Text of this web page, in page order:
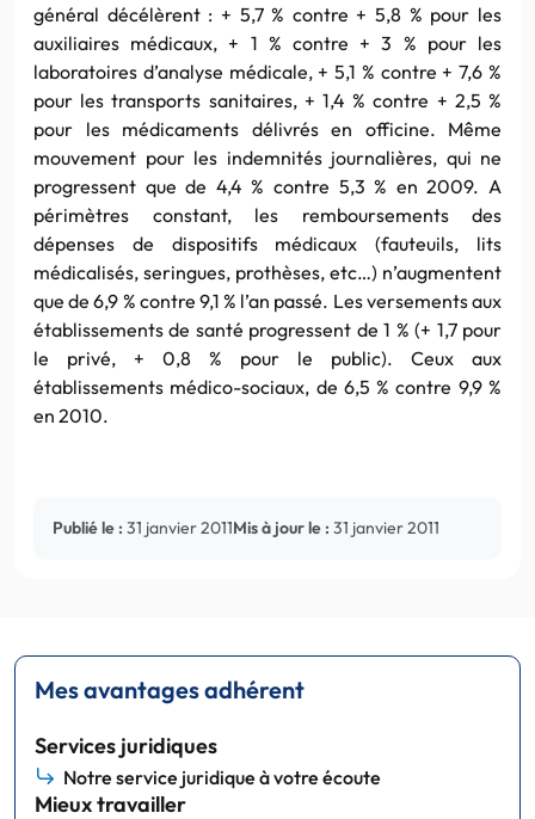
général décélèrent : + 5,7 % contre + 5,8 % pour les
auxiliaires médicaux, + 1 % contre + 3 % pour les
laboratoires d’analyse médicale, + 5,1 % contre + 7,6 %
pour les transports sanitaires, + 1,4 % contre + 2,5 %
pour les médicaments délivrés en officine. Même
mouvement pour les indemnités journalières, qui ne
progressent que de 4,4 % contre 5,3 % en 2009. A
périmètres constant, les remboursements des
dépenses de dispositifs médicaux (fauteuils, lits
médicalisés, seringues, prothèses, etc…) n’augmentent
que de 6,9 % contre 9,1 % l’an passé. Les versements aux
établissements de santé progressent de 1 % (+ 1,7 pour
le privé, + 0,8 % pour le public). Ceux aux
établissements médico-sociaux, de 6,5 % contre 9,9 %
en 2010.
Publié le : 31 janvier 2011Mis à jour le : 31 janvier 2011
Mes avantages adhérent
Services juridiques
Notre service juridique à votre écoute
Mieux travailler